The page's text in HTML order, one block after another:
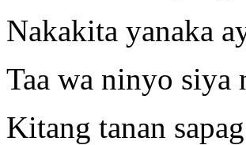
Nakakita yanaka
Taa wa ninyo
Kitang tanan